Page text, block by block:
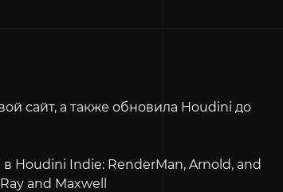
сайт, а также обновила Houdini до
Houdini Indie: RenderMan, Arnold, and
and Maxwell